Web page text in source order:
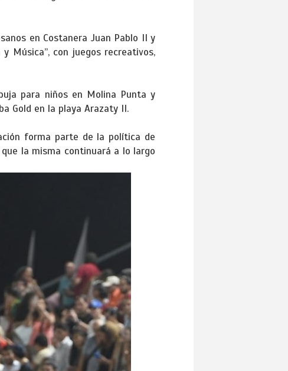
en Costanera Juan Pablo II y
Música”, con juegos recreativos,
para niños en Molina Punta y
Gold en la playa Arazaty II.
forma parte de la política de
la misma continuará a lo largo